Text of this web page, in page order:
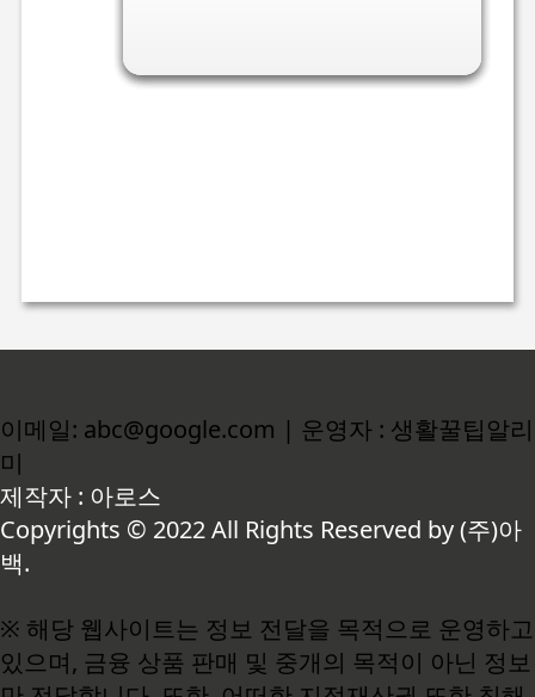
이메일: abc@google.com | 운영자 : 생활꿀팁알리
미
제작자 : 아로스
Copyrights © 2022 All Rights Reserved by (주)아
백.
※ 해당 웹사이트는 정보 전달을 목적으로 운영하고
있으며, 금융 상품 판매 및 중개의 목적이 아닌 정보